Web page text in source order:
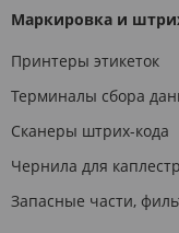
Маркировка и
Принтеры этикеток
Терминалы сбора
Сканеры штрих-кода
Чернила для
Запасные части,